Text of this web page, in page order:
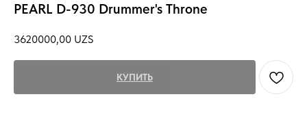
PEARL D-930 Drummer's Throne
3620000,00 UZS
КУПИТЬ